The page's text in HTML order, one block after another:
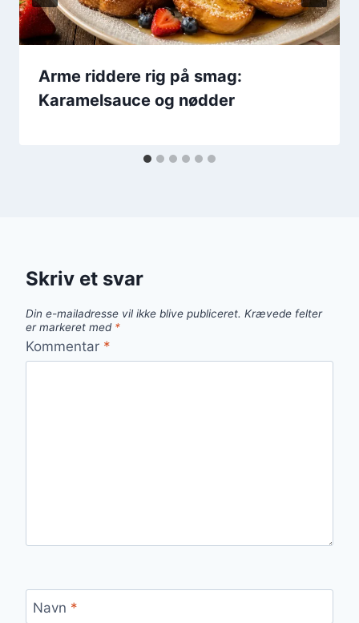
Arme riddere rig på smag:
Karamelsauce og nødder
Skriv et svar
Din e-mailadresse vil ikke blive publiceret. Krævede felter
er markeret med *
Kommentar *
Navn *